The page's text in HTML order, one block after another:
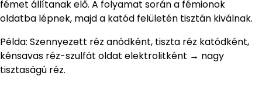
fémet állítanak elő. A folyamat során a fémionok
oldatba lépnek, majd a katód felületén tisztán kiválnak.
Példa: Szennyezett réz anódként, tiszta réz katódként,
kénsavas réz-szulfát oldat elektrolitként → nagy
tisztaságú réz.